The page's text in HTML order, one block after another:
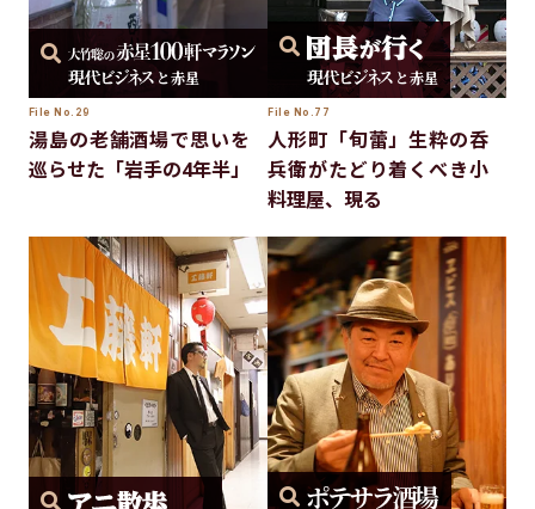
と赤星
File No.29
湯島の老舗酒場で思いを
巡らせた「岩手の4年半」
と赤星
File No.77
人形町「旬蕾」生粋の呑
兵衛がたどり着くべき小
料理屋、現る